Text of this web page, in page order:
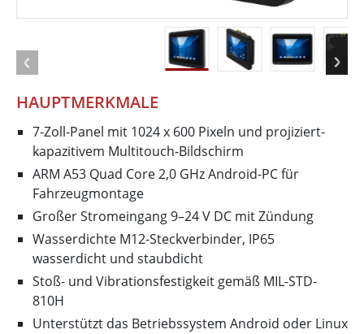
HAUPTMERKMALE
7-Zoll-Panel mit 1024 x 600 Pixeln und projiziert-
kapazitivem Multitouch-Bildschirm
ARM A53 Quad Core 2,0 GHz Android-PC für
Fahrzeugmontage
Großer Stromeingang 9–24 V DC mit Zündung
Wasserdichte M12-Steckverbinder, IP65
wasserdicht und staubdicht
Stoß- und Vibrationsfestigkeit gemäß MIL-STD-
810H
Unterstützt das Betriebssystem Android oder Linux